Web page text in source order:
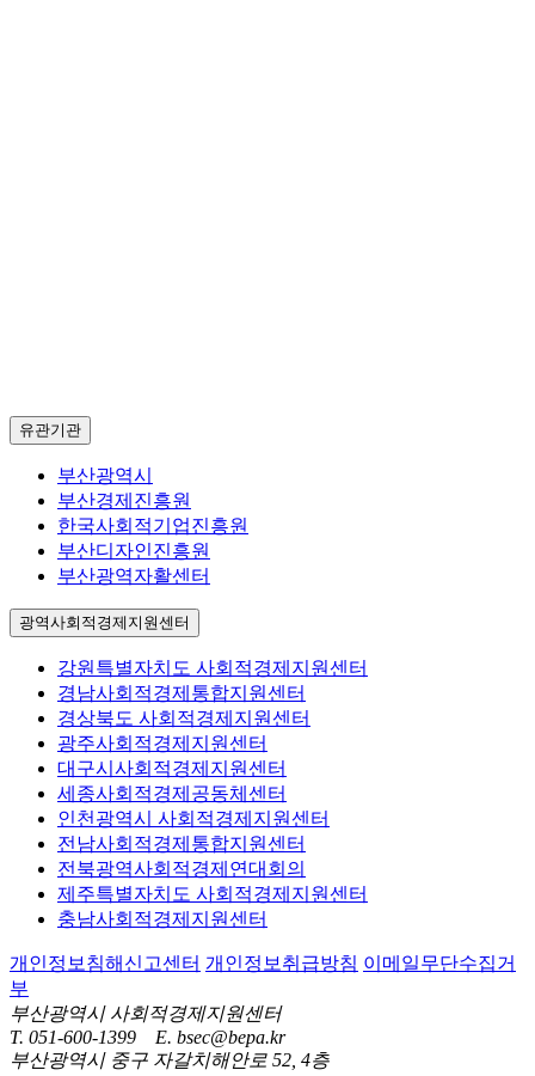
유관기관
부산광역시
부산경제진흥원
한국사회적기업진흥원
부산디자인진흥원
부산광역자활센터
광역사회적경제지원센터
강원특별자치도 사회적경제지원센터
경남사회적경제통합지원센터
경상북도 사회적경제지원센터
광주사회적경제지원센터
대구시사회적경제지원센터
세종사회적경제공동체센터
인천광역시 사회적경제지원센터
전남사회적경제통합지원센터
전북광역사회적경제연대회의
제주특별자치도 사회적경제지원센터
충남사회적경제지원센터
개인정보침해신고센터 개인정보취급방침 이메일무단수집거
부
부산광역시 사회적경제지원센터
T. 051-600-1399 E. bsec@bepa.kr
부산광역시 중구 자갈치해안로 52, 4층